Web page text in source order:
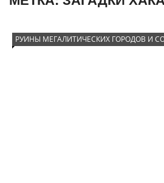
РУИНЫ МЕГАЛИТИЧЕСКИХ ГОРОДОВ И